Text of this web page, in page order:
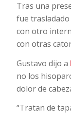
Tras una
fue trasladado
con otro
con otras
Gustavo dijo a
no los
dolor de
“Tratan de